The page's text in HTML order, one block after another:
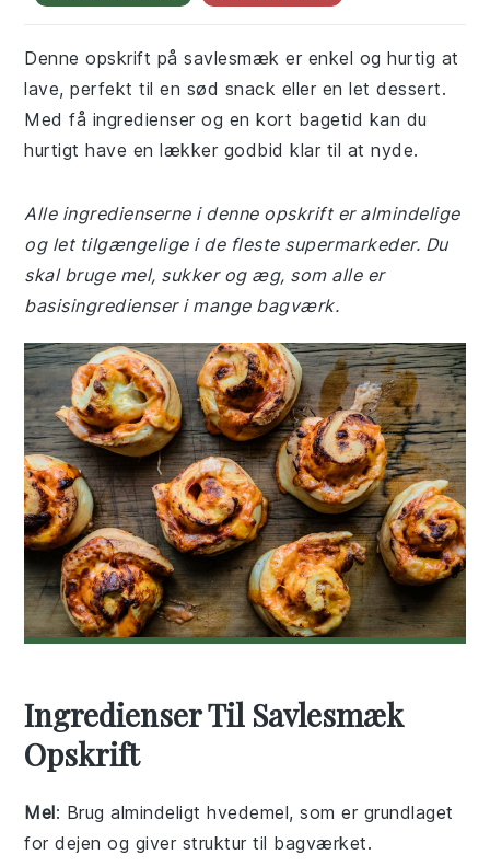
Denne opskrift på savlesmæk er enkel og hurtig at
lave, perfekt til en sød snack eller en let dessert.
Med få ingredienser og en kort bagetid kan du
hurtigt have en lækker godbid klar til at nyde.
Alle ingredienserne i denne opskrift er almindelige
og let tilgængelige i de fleste supermarkeder. Du
skal bruge mel, sukker og æg, som alle er
basisingredienser i mange bagværk.
Ingredienser Til Savlesmæk
Opskrift
Mel: Brug almindeligt hvedemel, som er grundlaget
for dejen og giver struktur til bagværket.